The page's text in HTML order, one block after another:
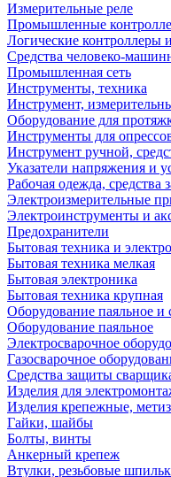
Измерительные реле
Промышленные
Логические контроллеры
Средства человеко-
Промышленная сеть
Инструменты, техника
Инструмент,
Оборудование для
Инструменты для
Инструмент ручной,
Указатели напряжения и
Рабочая одежда, средства
Электроизмерительные
Электроинструменты и
Предохранители
Бытовая техника и
Бытовая техника мелкая
Бытовая электроника
Бытовая техника крупная
Оборудование паяльное и
Оборудование паяльное
Электросварочное
Газосварочное
Средства защиты
Изделия для
Изделия крепежные,
Гайки, шайбы
Болты, винты
Анкерный крепеж
Втулки, резьбовые